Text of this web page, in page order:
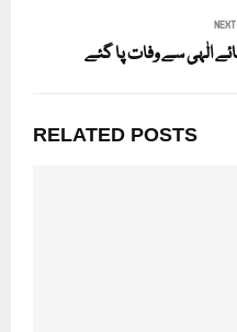
الٰہی سے وفات پا گئے
RELATED POSTS